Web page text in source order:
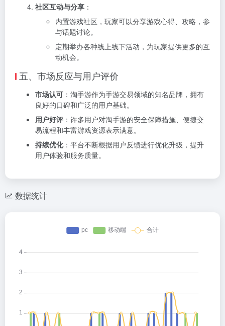
社区互动与分享 ：
内置游戏社区，玩家可以分享游戏心得、攻略，参
与话题讨论。
定期举办各种线上线下活动，为玩家提供更多的互
动机会。
五、市场反应与用户评价
市场认可 ：淘手游作为手游交易领域的知名品牌，拥有
良好的口碑和广泛的用户基础。
用户好评 ：许多用户对淘手游的安全保障措施、便捷交
易流程和丰富游戏资源表示满意。
持续优化：平台不断根据用户反馈进行优化升级，提升
用户体验和服务质量。
数据统计